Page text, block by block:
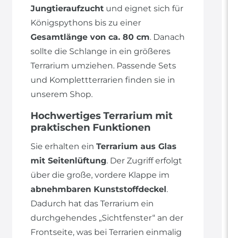
Jungtieraufzucht und eignet sich für
Königspythons bis zu einer
Gesamtlänge von ca. 80 cm. Danach
sollte die Schlange in ein größeres
Terrarium umziehen. Passende Sets
und Komplettterrarien finden sie in
unserem Shop.
Hochwertiges Terrarium mit
praktischen Funktionen
Sie erhalten ein Terrarium aus Glas
mit Seitenlüftung. Der Zugriff erfolgt
über die große, vordere Klappe im
abnehmbaren Kunststoffdeckel .
Dadurch hat das Terrarium ein
durchgehendes „Sichtfenster“ an der
Frontseite, was bei Terrarien einmalig